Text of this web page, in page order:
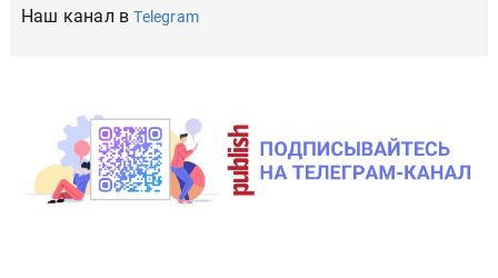
Наш канал вTelegram